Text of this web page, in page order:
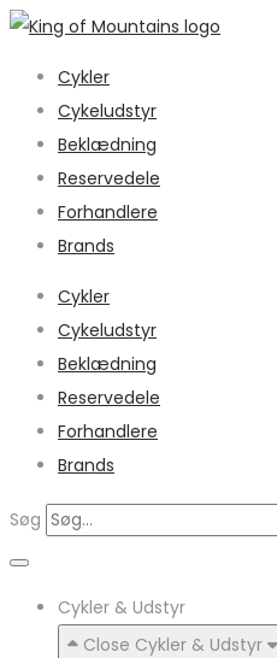
Cykler
Cykeludstyr
Beklædning
Reservedele
Forhandlere
Brands
Cykler
Cykeludstyr
Beklædning
Reservedele
Forhandlere
Brands
Søg
Cykler & Udstyr
Close Cykler & Udstyr